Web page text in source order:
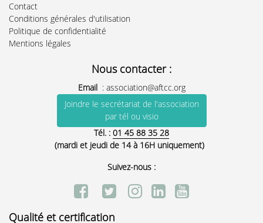
Contact
Conditions générales d'utilisation
Politique de confidentialité
Mentions légales
Nous contacter :
Email : association@aftcc.org
Joindre le secrétariat de l'association
par tél ou visio
Tél. : 01 45 88 35 28
(mardi et jeudi de 14 à 16H uniquement)
Suivez-nous :
Qualité et certification